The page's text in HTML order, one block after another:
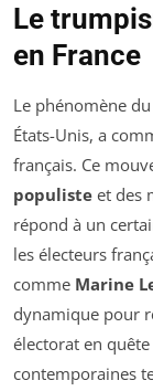
Le
en France
Le phénomène du
États-Unis, a
français. Ce
populiste et des
répond à un
les électeurs
comme Marine
dynamique pour
électorat en
contemporaines